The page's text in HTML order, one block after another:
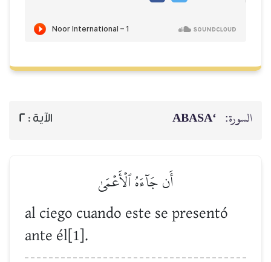
السورة: ‘ABASA الآية : 2
أَن جَآءَهُ ٱلۡأَعۡمَىٰ
al ciego cuando este se presentó
ante él[1].